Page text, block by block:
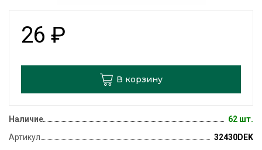
26 ₽
В корзину
Наличие
62 шт.
Артикул
32430DEK